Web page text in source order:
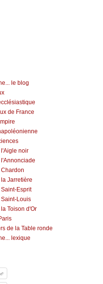
le blog
de France
noir
Jarretière
Esprit
Louis
Toison d'Or
de la Table ronde
lexique